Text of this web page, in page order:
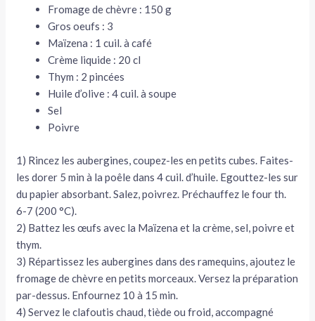
Fromage de chèvre : 150 g
Gros oeufs : 3
Maïzena : 1 cuil. à café
Crème liquide : 20 cl
Thym : 2 pincées
Huile d’olive : 4 cuil. à soupe
Sel
Poivre
1) Rincez les aubergines, coupez-les en petits cubes. Faites-
les dorer 5 min à la poêle dans 4 cuil. d’huile. Egouttez-les sur
du papier absorbant. Salez, poivrez. Préchauffez le four th.
6-7 (200 °C).
2) Battez les œufs avec la Maïzena et la crème, sel, poivre et
thym.
3) Répartissez les aubergines dans des ramequins, ajoutez le
fromage de chèvre en petits morceaux. Versez la préparation
par-dessus. Enfournez 10 à 15 min.
4) Servez le clafoutis chaud, tiède ou froid, accompagné